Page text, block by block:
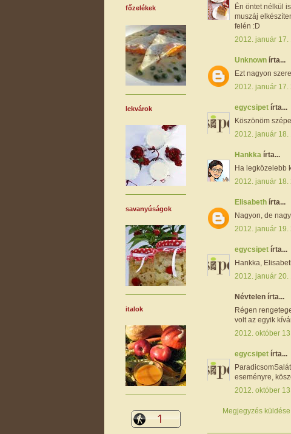
Én öntet nélkül
muszáj
felén :D
2012. január 17.
Unknown írta...
Ezt nagyon
2012. január 17.
egycsipet írta...
Köszönöm
2012. január 18.
Hankka írta...
Ha legközelebb
2012. január 18.
Elisabeth írta...
Nagyon, de
2012. január 19.
egycsipet írta...
Hankka,
2012. január 20.
Névtelen írta...
Régen
volt az egyik
2012. október
egycsipet írta...
eseményre,
2012. október
Megjegyzés küldése
főzelékek
lekvárok
savanyúságok
italok